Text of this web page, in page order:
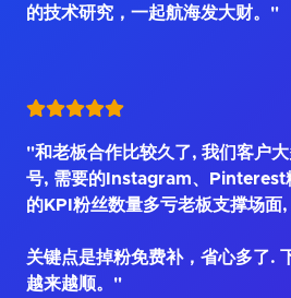
的技术研究，一起航海发大财。"
"和老板合作比较久了, 我们客户
号, 需要的Instagram、Pinterest
的KPI粉丝数量多亏老板支撑场面,
关键点是掉粉免费补，省心多了.
越来越顺。"